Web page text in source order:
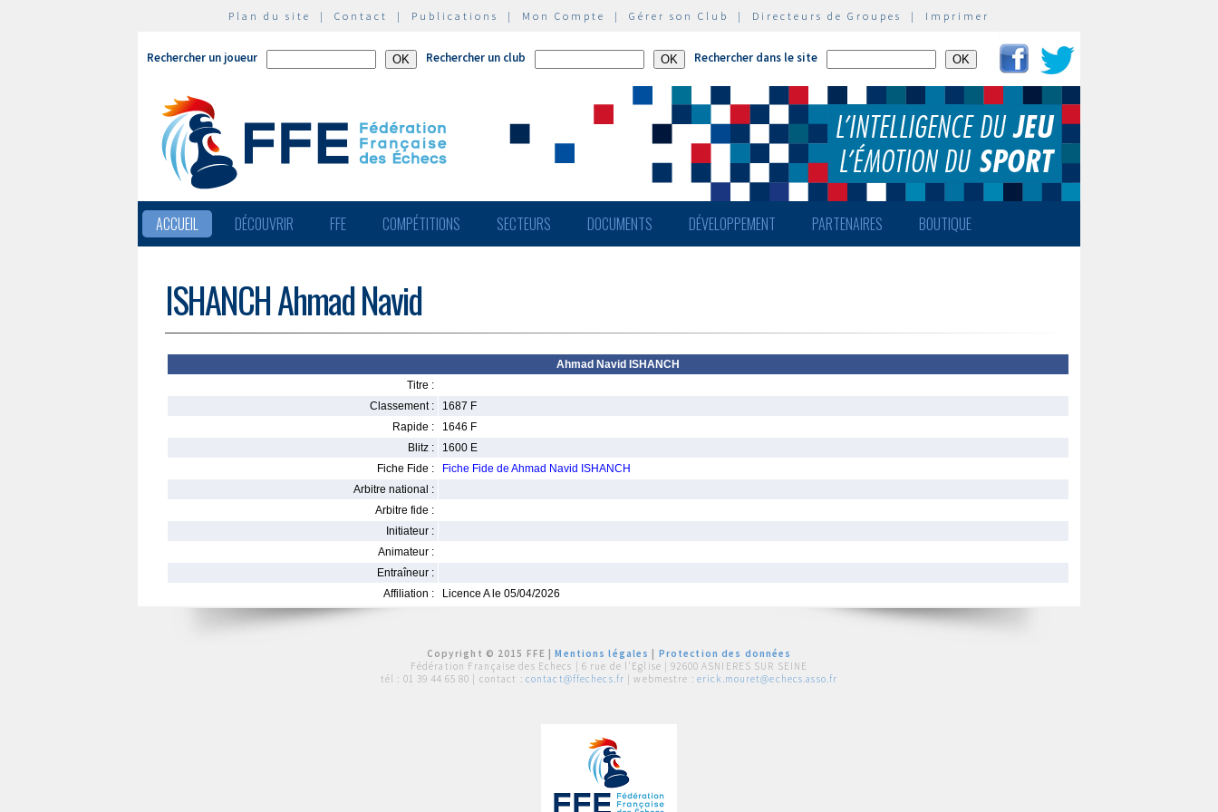
Plan du site | Contact | Publications | Mon Compte | Gérer son Club | Directeurs de Groupes | Imprimer
Rechercher un joueur Rechercher un club Rechercher dans le site
ACCUEIL DÉCOUVRIR FFE COMPÉTITIONS SECTEURS DOCUMENTS DÉVELOPPEMENT PARTENAIRES BOUTIQUE
ISHANCH Ahmad Navid
Ahmad Navid ISHANCH
Titre :
Classement :
1687 F
Rapide :
1646 F
Blitz :
1600 E
Fiche Fide :
Fiche Fide de Ahmad Navid ISHANCH
Arbitre national :
Arbitre fide :
Initiateur :
Animateur :
Entraîneur :
Affiliation :
Licence A le 05/04/2026
Copyright © 2015 FFE |Mentions légales
Protection des données
Fédération Française des Echecs | 6 rue de l'Eglise | 92600 ASNIERES SUR SEINE
tél : 01 39 44 65 80 | contact : contact@ffechecs.fr | webmestre : erick.mouret@echecs.asso.fr